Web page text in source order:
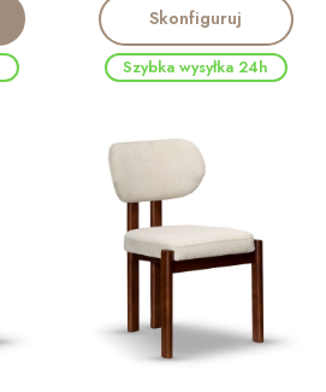
Skonfiguruj
Szybka wysyłka 24h